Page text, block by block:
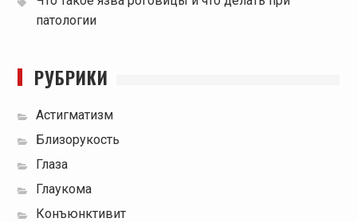
патологии
РУБРИКИ
Астигматизм
Близорукость
Глаза
Глаукома
Конъюнктивит